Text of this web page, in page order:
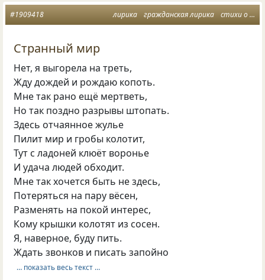
лирика гражданская лирика стихи о жизни
#1909418
Странный мир
Нет, я выгорела на треть,
Жду дождей и рождаю копоть.
Мне так рано ещё мертветь,
Но так поздно разрывы штопать.
Здесь отчаянное жулье
Пилит мир и гробы колотит,
Тут с ладоней клюёт воронье
И удача людей обходит.
Мне так хочется быть не здесь,
Потеряться на пару вёсен,
Разменять на покой интерес,
Кому крышки колотят из сосен.
Я, наверное, буду пить.
Ждать звонков и писать запойно
… показать весь текст …